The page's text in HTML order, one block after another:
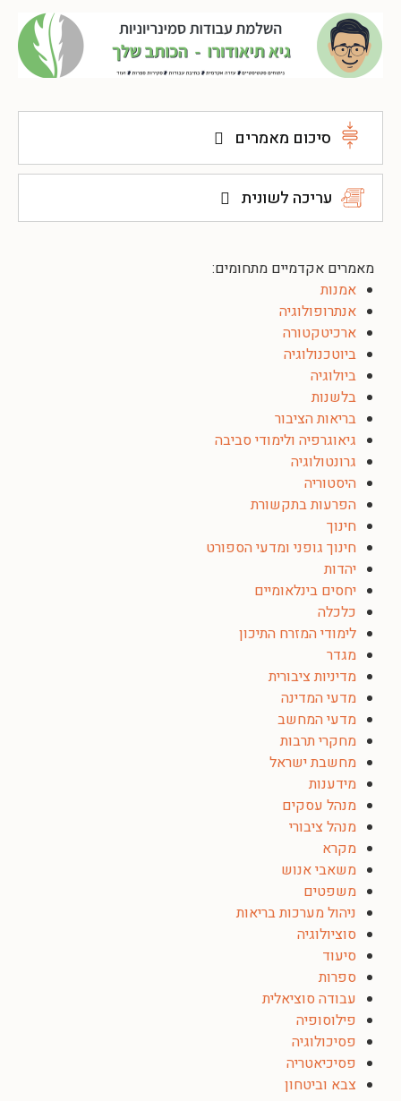
סיכום מאמרים
עריכה לשונית
מאמרים אקדמיים מתחומים:
אמנות
אנתרופולוגיה
ארכיטקטורה
ביוטכנולוגיה
ביולוגיה
בלשנות
בריאות הציבור
גיאוגרפיה ולימודי סביבה
גרונטולוגיה
היסטוריה
הפרעות בתקשורת
חינוך
חינוך גופני ומדעי הספורט
יהדות
יחסים בינלאומיים
כלכלה
לימודי המזרח התיכון
מגדר
מדיניות ציבורית
מדעי המדינה
מדעי המחשב
מחקרי תרבות
מחשבת ישראל
מידענות
מנהל עסקים
מנהל ציבורי
מקרא
משאבי אנוש
משפטים
ניהול מערכות בריאות
סוציולוגיה
סיעוד
ספרות
עבודה סוציאלית
פילוסופיה
פסיכולוגיה
פסיכיאטריה
צבא וביטחון